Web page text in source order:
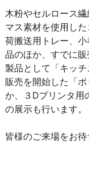
木粉やセルロース
マス素材を使用し
荷搬送用トレー、
品のほか、すでに
製品として「キッ
販売を開始した「
か、３Dプリンタ用
の展示も行います。
皆様のご来場をお待